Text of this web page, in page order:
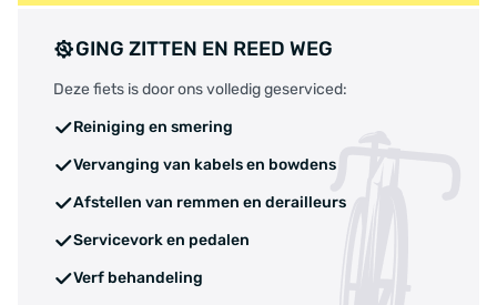
GING ZITTEN EN REED WEG
Deze fiets is door ons volledig geserviced:
Reiniging en smering
Vervanging van kabels en bowdens
Afstellen van remmen en derailleurs
Servicevork en pedalen
Verf behandeling